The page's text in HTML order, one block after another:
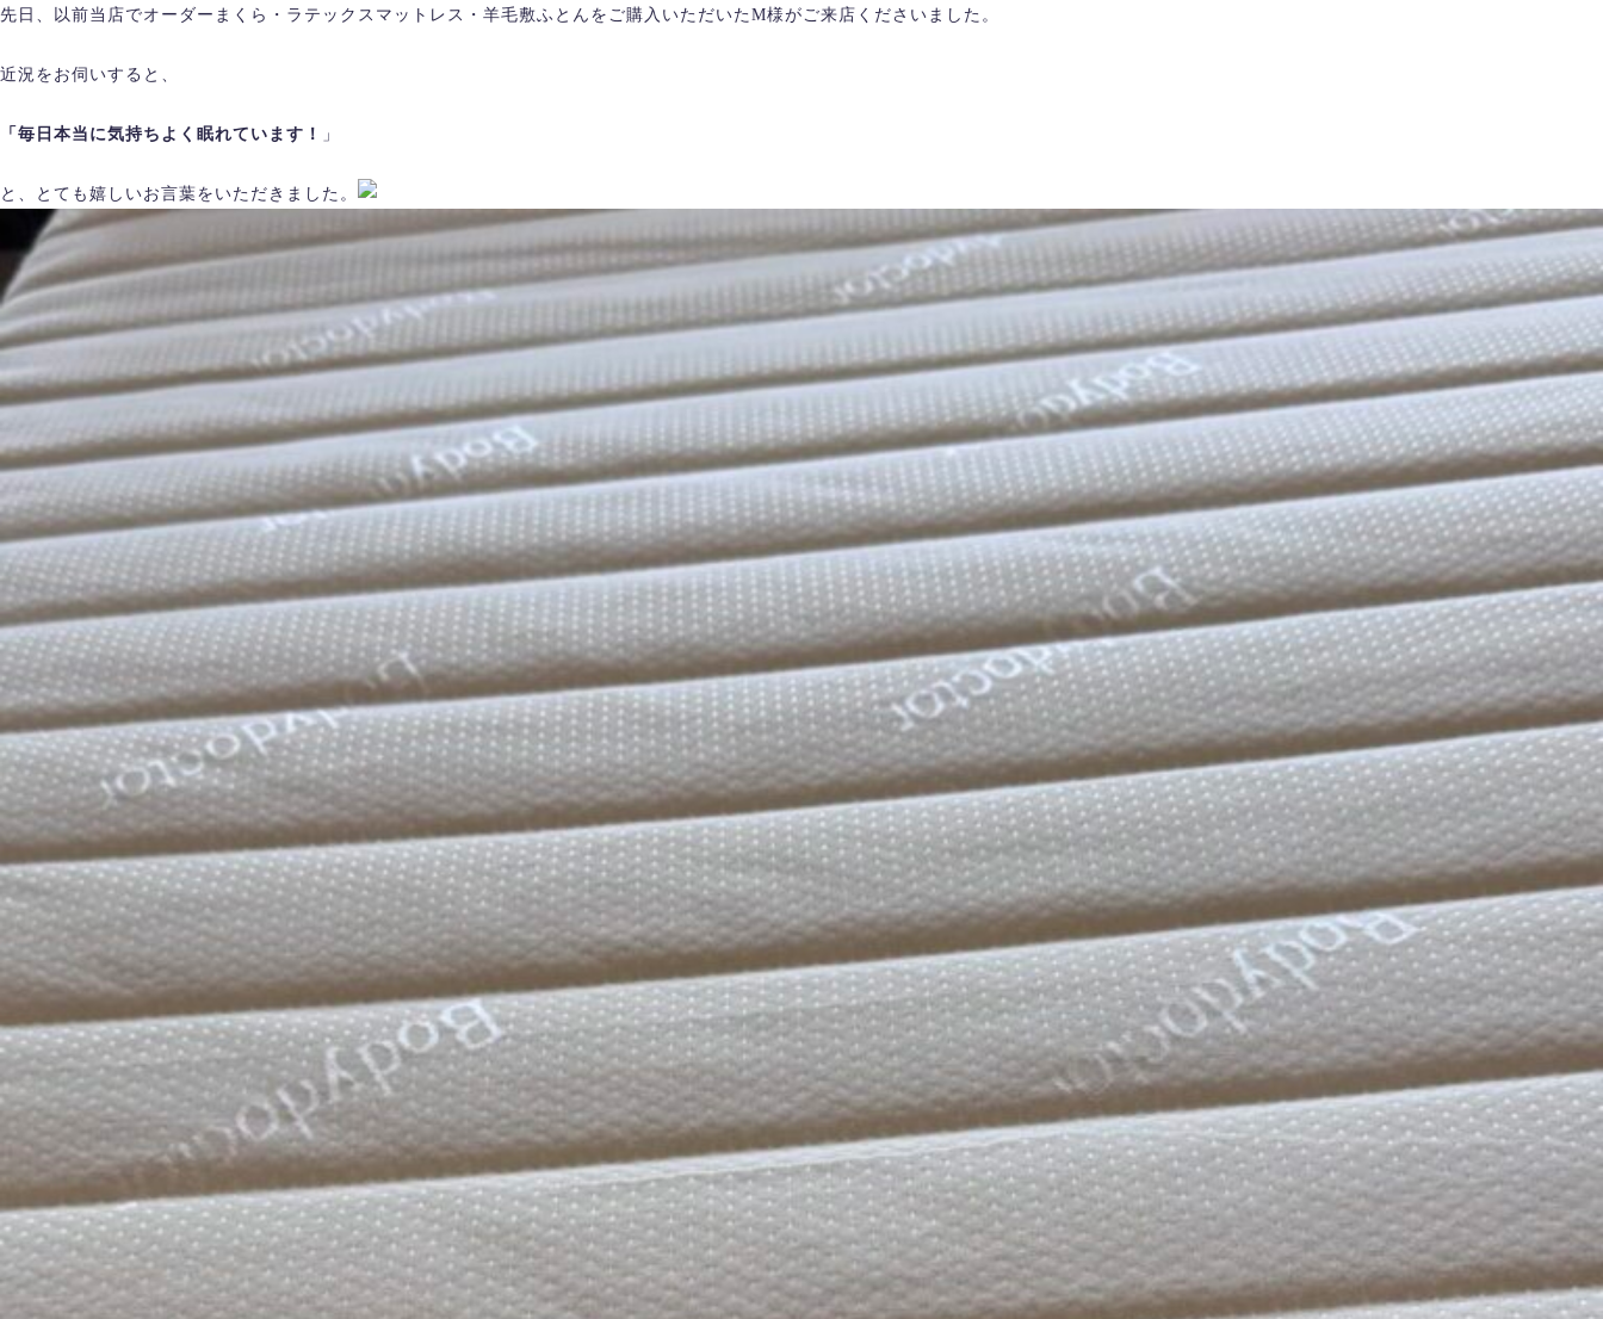
先日、以前当店でオーダーまくら・ラテックスマットレス・羊毛敷ふとんをご購入いただいたM様がご来店くださいました。
近況をお伺いすると、
「毎日本当に気持ちよく眠れています！ 」
と、とても嬉しいお言葉をいただきました。